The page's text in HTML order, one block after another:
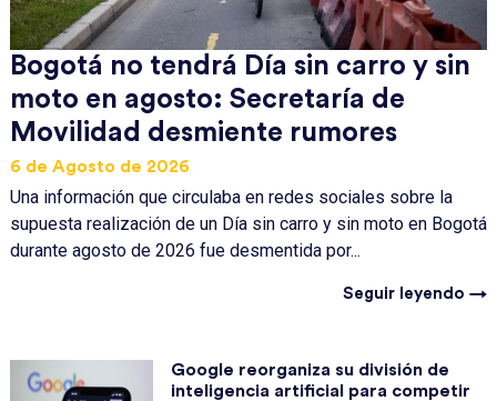
Bogotá no tendrá Día sin carro y sin
moto en agosto: Secretaría de
Movilidad desmiente rumores
6 de Agosto de 2026
Una información que circulaba en redes sociales sobre la
supuesta realización de un Día sin carro y sin moto en Bogotá
durante agosto de 2026 fue desmentida por...
Seguir leyendo →
Google reorganiza su división de
inteligencia artificial para competir